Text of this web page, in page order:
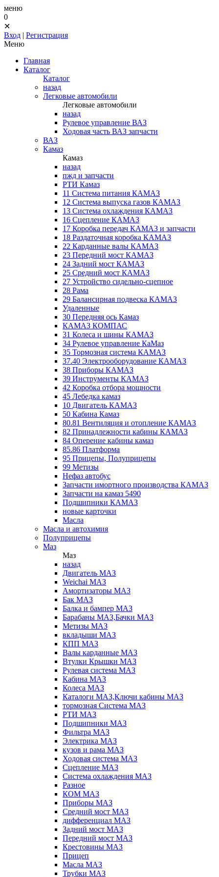
меню
0
✕
Вход | Регистрация
Меню
Главная
Каталог
Каталог
назад
Легковые автомобили
Легковые автомобили
назад
Рулевое управление ВАЗ
Ходовая часть ВАЗ запчасти
ВАЗ
Камаз
Камаз
назад
пжд и запчасти
РТИ Камаз
11 Система питания КАМАЗ
12 Система выпуска газов КАМАЗ
13 Система охлаждения КАМАЗ
16 Сцепление КАМАЗ
17 Коробка передач КАМАЗ и запчасти
18 Раздаточная коробка КАМАЗ
22 Карданные валы КАМАЗ
23 Передний мост КАМАЗ
24 Задний мост КАМАЗ
25 Средний мост КАМАЗ
27 Устройство сидельно-сцепное
28 Рама
29 Балансирная подвеска КАМАЗ
Удаленные
30 Передняя ось Камаз
КАМАЗ КОМПАС
31 Колеса и шины КАМАЗ
34 Рулевое управление КаМаз
35 Тормозная система КАМАЗ
37.40 Электрооборудование КАМАЗ
38 Приборы КАМАЗ
39 Инструменты КАМАЗ
42 Коробка отбора мощности
45 Лебедка камаз
10 Двигатель КАМАЗ
50 Кабина Камаз
80.81 Вентиляция и отопление КАМАЗ
82 Принадлежности кабины КАМАЗ
84 Оперение кабины камаз
85.86 Платформа
95 Прицепы, Полуприцепы
99 Метизы
Нефаз автобус
Запчасти имортного производства КАМАЗ
Запчасти на камаз 5490
Подшипники КАМАЗ
новые карточки
Масла
Масла и автохимия
Полуприцепы
Маз
Маз
назад
Двигатель МАЗ
Weichai МАЗ
Амортизаторы МАЗ
Бак МАЗ
Балка и бампер МАЗ
Барабаны МАЗ,Бачки МАЗ
Метизы МАЗ
вкладыши МАЗ
КПП МАЗ
Валы карданные МАЗ
Втулки Крышки МАЗ
Рулевая система МАЗ
Кабина МАЗ
Колеса МАЗ
Каталоги МАЗ,Ключи кабины МАЗ
тормозная Система МАЗ
РТИ МАЗ
Подшипники МАЗ
Фильтра МАЗ
Электрика МАЗ
кузов и рама МАЗ
Ходовая система МАЗ
Сцепление МАЗ
Система охлаждения МАЗ
Разное
КОМ МАЗ
Приборы МАЗ
Средний мост МАЗ
дифференциал МАЗ
Задний мост МАЗ
Передний мост МАЗ
Крестовины МАЗ
Прицеп
Масла МАЗ
Трубки МАЗ